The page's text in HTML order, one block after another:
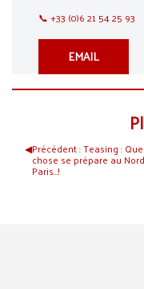
📞 +33 (0)6 21 54 25 93
EMAIL
◀︎Précédent :Teasing :
chose se prépare au
Paris…!